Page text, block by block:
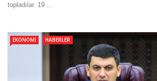
topladılar. 19 ...
EKONOMI HABERLER